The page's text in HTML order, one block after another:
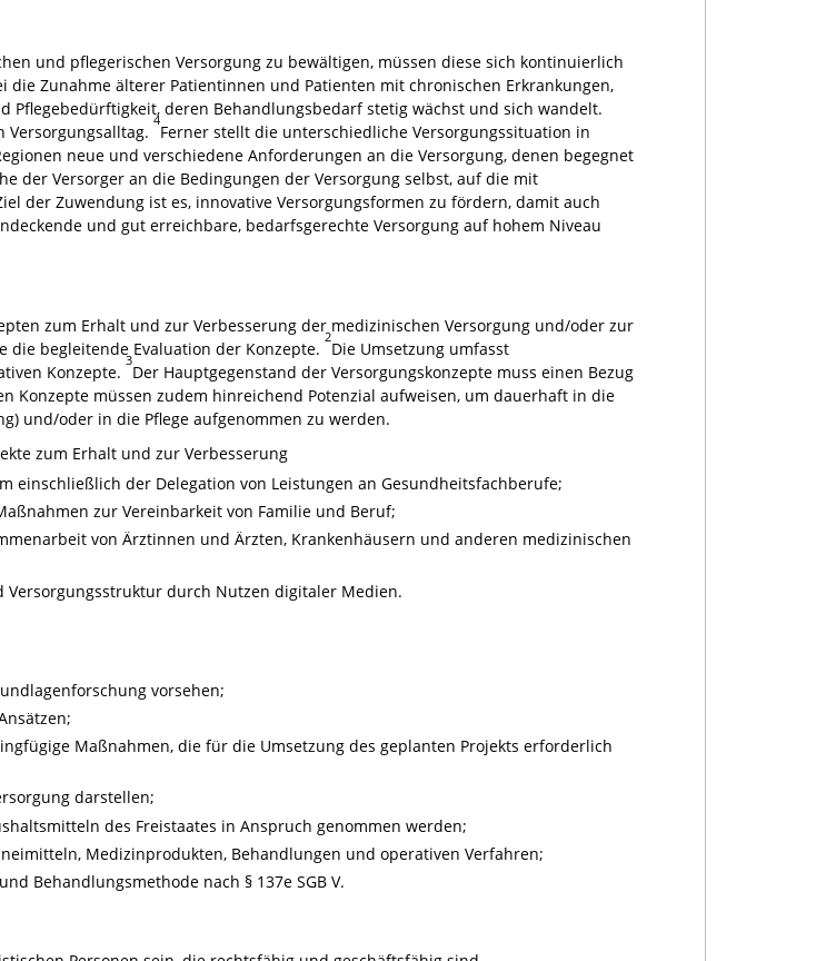
und pflegerischen Versorgung zu bewältigen, müssen diese sich kontinuierlich
die Zunahme älterer Patientinnen und Patienten mit chronischen Erkrankungen,
Pflegebedürftigkeit, deren Behandlungsbedarf stetig wächst und sich wandelt.
Versorgungsalltag.
4
Ferner stellt die unterschiedliche Versorgungssituation in
neue und verschiedene Anforderungen an die Versorgung, denen begegnet
der Versorger an die Bedingungen der Versorgung selbst, auf die mit
der Zuwendung ist es, innovative Versorgungsformen zu fördern, damit auch
und gut erreichbare, bedarfsgerechte Versorgung auf hohem Niveau
zum Erhalt und zur Verbesserung der medizinischen Versorgung und/oder zur
die begleitende Evaluation der Konzepte.
2
Die Umsetzung umfasst
Konzepte.
3
Der Hauptgegenstand der Versorgungskonzepte muss einen Bezug
Konzepte müssen zudem hinreichend Potenzial aufweisen, um dauerhaft in die
und/oder in die Pflege aufgenommen zu werden.
zum Erhalt und zur Verbesserung
einschließlich der Delegation von Leistungen an Gesundheitsfachberufe;
zur Vereinbarkeit von Familie und Beruf;
von Ärztinnen und Ärzten, Krankenhäusern und anderen medizinischen
durch Nutzen digitaler Medien.
vorsehen;
Maßnahmen, die für die Umsetzung des geplanten Projekts erforderlich
darstellen;
des Freistaates in Anspruch genommen werden;
Medizinprodukten, Behandlungen und operativen Verfahren;
Behandlungsmethode nach § 137e SGB V.